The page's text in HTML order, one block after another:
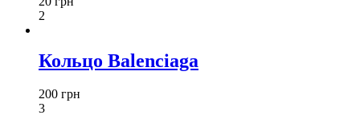
2
Кольцо Balenciaga
200 грн
3